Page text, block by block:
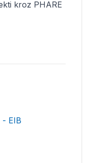
kroz PHARE
- EIB